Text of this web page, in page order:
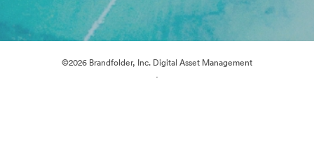
©2026 Brandfolder, Inc. Digital Asset Management
·